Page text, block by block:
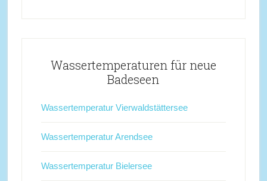
Wassertemperaturen für neue
Badeseen
Wassertemperatur Vierwaldstättersee
Wassertemperatur Arendsee
Wassertemperatur Bielersee